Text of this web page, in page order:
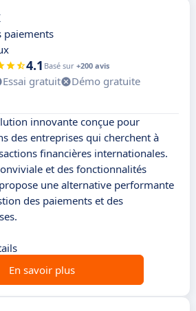
paiements
4.1 Basé sur +200 avis
Essai gratuit
Démo gratuite
innovante conçue pour
des entreprises qui cherchent à
financières internationales.
et des fonctionnalités
une alternative performante
des paiements et des
En savoir plus